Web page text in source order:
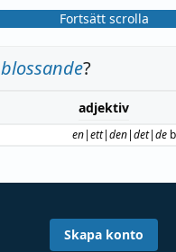
Fortsätt scrolla
blossande?
adjektiv
en|ett|den|det|de
Skapa konto